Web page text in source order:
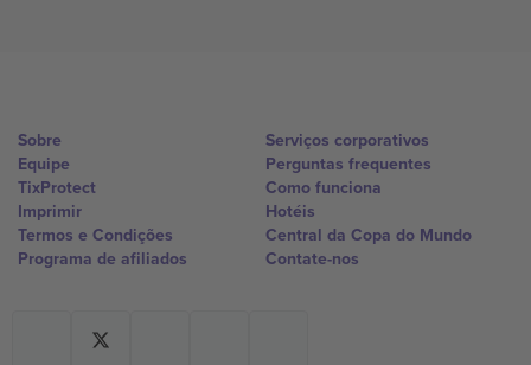
Sobre
Equipe
TixProtect
Imprimir
Termos e Condições
Programa de afiliados
Serviços corporativos
Perguntas frequentes
Como funciona
Hotéis
Central da Copa do Mundo
Contate-nos